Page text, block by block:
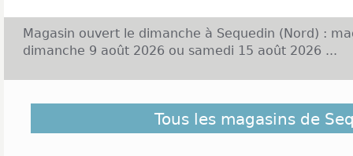
Magasin ouvert le dimanche à Sequedin (Nord) :
dimanche 9 août 2026 ou samedi 15 août 2026 ...
Découvrez dans la liste ci-dessous les magasins
et ceux situés à proximité. Ils sont classés du
Tous les magasins de